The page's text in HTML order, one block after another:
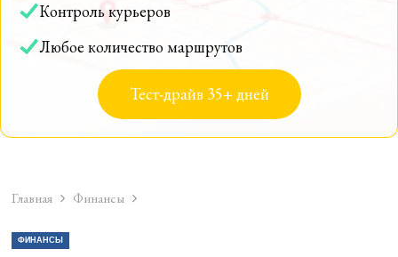
Контроль курьеров
Любое количество маршрутов
Тест-драйв 35+ дней
Главная Финансы
ФИНАНСЫ